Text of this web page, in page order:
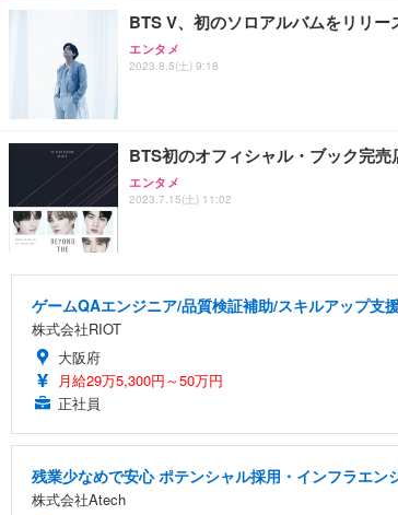
BTS V、初のソロアルバムをリリー
エンタメ
2023.8.5(土) 9:18
BTS初のオフィシャル・ブック完
エンタメ
2023.7.15(土) 11:02
ゲームQAエンジニア/品質検証補助/スキルアップ支
株式会社RIOT
大阪府
月給29万5,300円～50万円
正社員
残業少なめで安心 ポテンシャル採用・インフラエン
株式会社Atech